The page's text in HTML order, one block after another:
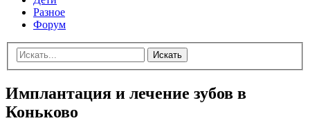
Разное
Форум
Искать
Имплантация и лечение зубов в
Коньково